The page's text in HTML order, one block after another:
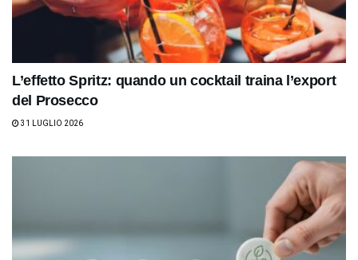
L’effetto Spritz: quando un cocktail traina l’export
del Prosecco
31 LUGLIO 2026